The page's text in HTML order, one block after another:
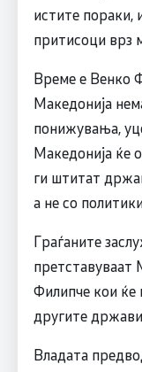
истите пораки,
притисоци врз
Време е Венко
Македонија
понижувања,
Македонија ќе
ги штитат
а не со
Граѓаните
претставуваат
Филипче кои ќе
другите
Владата